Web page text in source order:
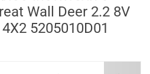
Wall Deer 2.2 8V
5205010D01